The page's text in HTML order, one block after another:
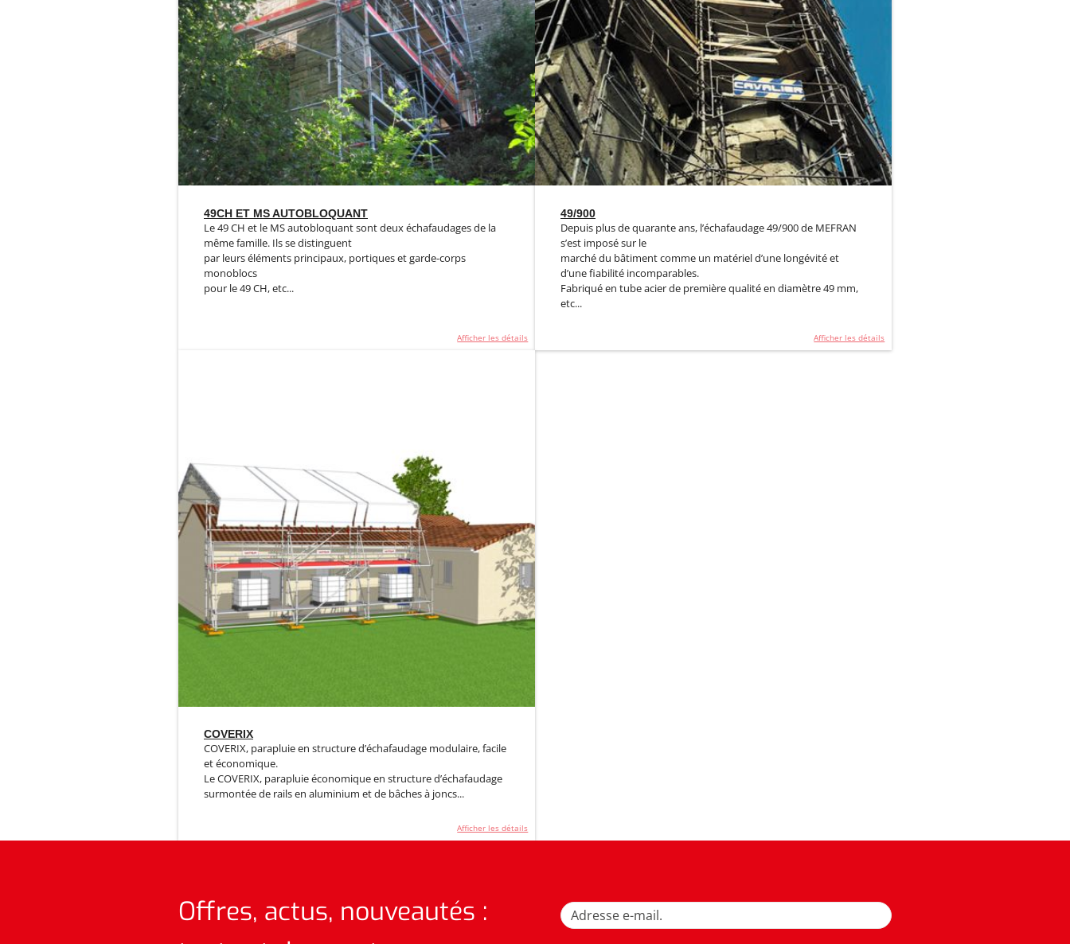
49CH ET MS AUTOBLOQUANT
Le 49 CH et le MS autobloquant sont deux échafaudages de la
même famille. Ils se distinguent
par leurs éléments principaux, portiques et garde-corps
monoblocs
pour le 49 CH, etc...
Afficher les détails
49/900
Depuis plus de quarante ans, l’échafaudage 49/900 de MEFRAN
s’est imposé sur le
marché du bâtiment comme un matériel d’une longévité et
d’une fiabilité incomparables.
Fabriqué en tube acier de première qualité en diamètre 49 mm,
etc...
Afficher les détails
COVERIX
COVERIX, parapluie en structure d’échafaudage modulaire, facile
et économique.
Le COVERIX, parapluie économique en structure d’échafaudage
surmontée de rails en aluminium et de bâches à joncs...
Afficher les détails
Offres, actus, nouveautés :